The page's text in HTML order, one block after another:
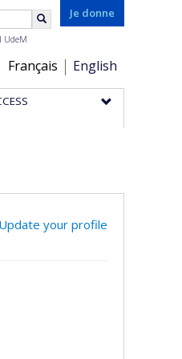
Je donne
Choix
de
la
Français English
Update your profile